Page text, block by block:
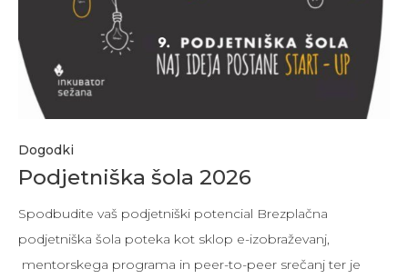
Dogodki
Podjetniška šola 2026
Spodbudite vaš podjetniški potencial Brezplačna
podjetniška šola poteka kot sklop e-izobraževanj,
mentorskega programa in peer-to-peer srečanj ter je